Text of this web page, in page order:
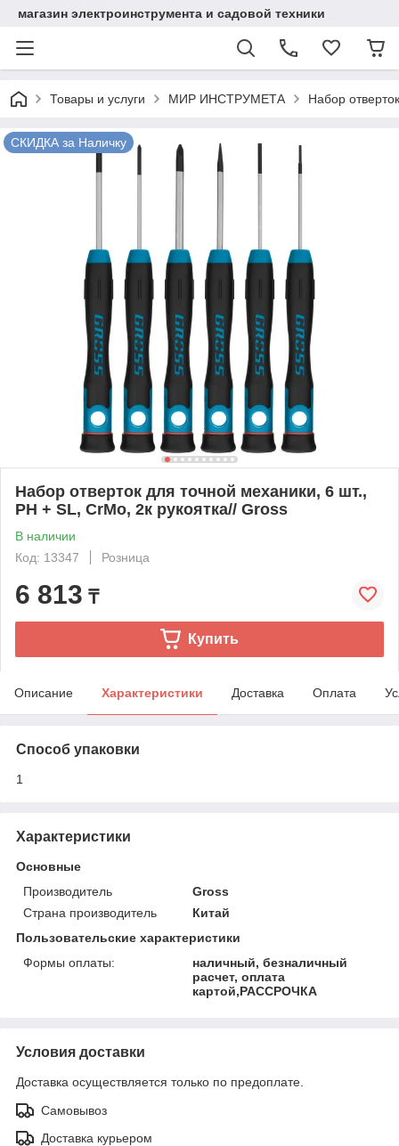
магазин электроинструмента и садовой техники
Товары и услуги МИР ИНСТРУМЕТА Набор
СКИДКА за Наличку
Набор отверток для точной механики, 6 шт.,
PH + SL, CrMo, 2к рукоятка// Gross
В наличии
Код: 13347
Розница
6 813 ₸
Купить
Описание Характеристики Доставка Оплата
Способ упаковки
1
Характеристики
Основные
Производитель
Gross
Страна производитель
Китай
Пользовательские характеристики
Формы оплаты:
наличный, безналичный
расчет, оплата
картой,РАССРОЧКА
Условия доставки
Доставка осуществляется только по предоплате.
Самовывоз
Доставка курьером